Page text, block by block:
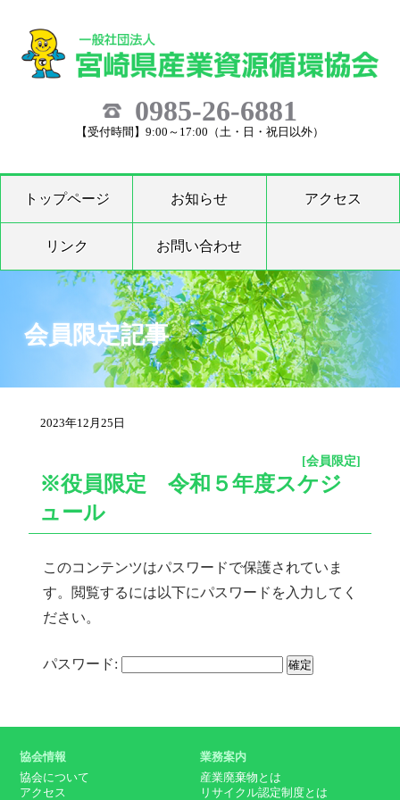
0985-26-6881
【受付時間】9:00～17:00（土・日・祝日以外）
トップページ お知らせ アクセス
リンク お問い合わせ
会員限定記事
2023年12月25日
[会員限定]
※役員限定 令和５年度スケジ
ュール
このコンテンツはパスワードで保護されていま
す。閲覧するには以下にパスワードを入力してく
ださい。
パスワード:
協会情報
協会について
アクセス
業務案内
産業廃棄物とは
リサイクル認定制度とは